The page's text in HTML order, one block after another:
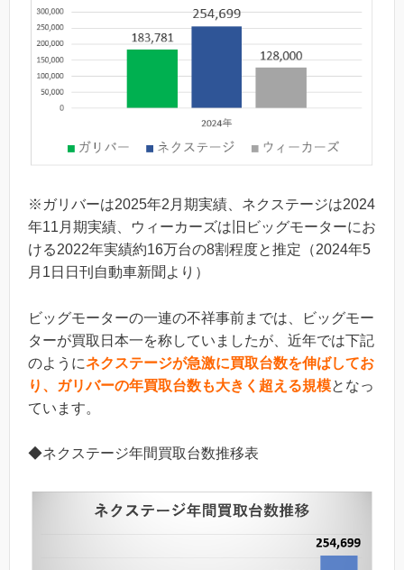
※ガリバーは2025年2月期実績、ネクステージは2024
年11月期実績、ウィーカーズは旧ビッグモーターにお
ける2022年実績約16万台の8割程度と推定（2024年5
月1日日刊自動車新聞より）
ビッグモーターの一連の不祥事前までは、ビッグモー
ターが買取日本一を称していましたが、近年では下記
のようにネクステージが急激に買取台数を伸ばしてお
り、ガリバーの年買取台数も大きく超える規模となっ
ています。
◆ネクステージ年間買取台数推移表